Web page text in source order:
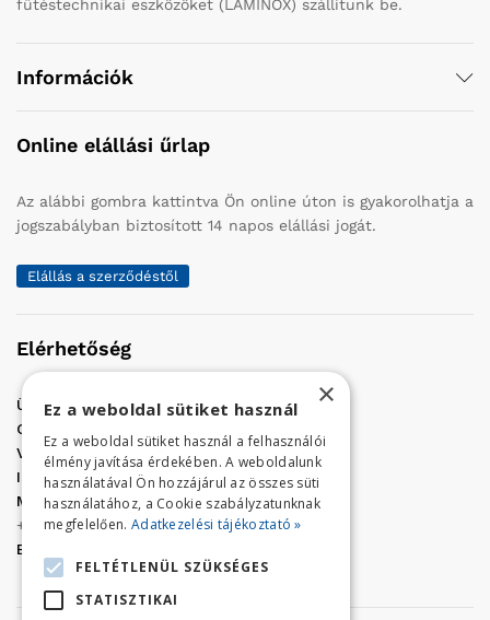
fűtéstechnikai eszközöket (LAMINOX) szállítunk be.
Információk
Online elállási űrlap
Az alábbi gombra kattintva Ön online úton is gyakorolhatja a
jogszabályban biztosított 14 napos elállási jogát.
Elállás a szerződéstől
Elérhetőség
Üzletünk címe:Szolnok, Vércse út 17.
Golf Center Áruház:
VÁR-Kert Áruház:
06 (56) 429-771
Iroda:06 (56) 421-857
Megrendelés, termék információ:
+36 (70) 938-3356
E-mail:
×
Ez a weboldal sütiket használ
Ez a weboldal sütiket használ a felhasználói
élmény javítása érdekében. A weboldalunk
használatával Ön hozzájárul az összes süti
használatához, a Cookie szabályzatunknak
megfelelően. Adatkezelési tájékoztató »
FELTÉTLENÜL SZÜKSÉGES
STATISZTIKAI